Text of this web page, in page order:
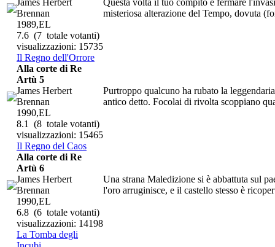
misteriosa alterazione del Tempo, dovuta
Brennan
1989,EL
7.6 (7 totale votanti)
visualizzazioni: 15735
Il Regno dell'Orrore
Purtroppo qualcuno ha rubato la
antico detto. Focolai di rivolta scoppiano
Alla corte di Re
Artù 5
James Herbert
Brennan
1990,EL
8.1
(8 totale votanti)
visualizzazioni: 15465
Il Regno del Caos
Una strana Maledizione si è abbattuta sul
l'oro arruginisce, e il castello stesso è
Alla corte di Re
Artù 6
James Herbert
Brennan
1990,EL
6.8 (6 totale votanti)
visualizzazioni: 14198
La Tomba degli